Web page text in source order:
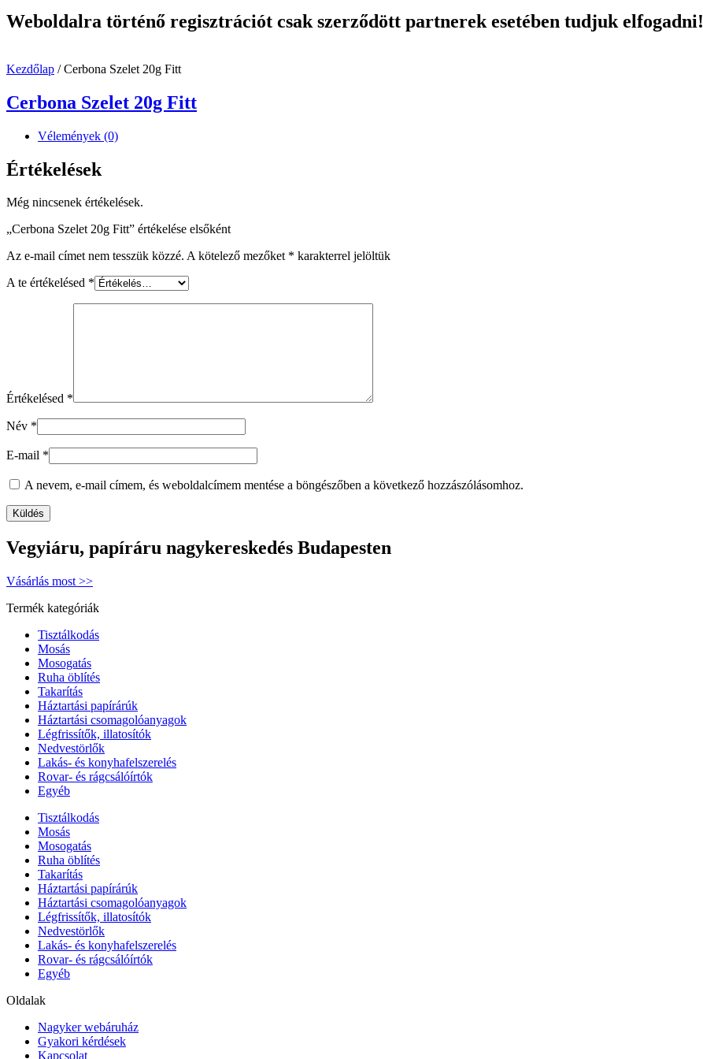
Weboldalra történő regisztrációt csak szerződött partnerek esetében tudjuk elfogadni!
Kezdőlap / Cerbona Szelet 20g Fitt
Cerbona Szelet 20g Fitt
Vélemények (0)
Értékelések
Még nincsenek értékelések.
„Cerbona Szelet 20g Fitt” értékelése elsőként
Az e-mail címet nem tesszük közzé. A kötelező mezőket * karakterrel jelöltük
A te értékelésed *
Értékelésed *
Név *
E-mail *
A nevem, e-mail címem, és weboldalcímem mentése a böngészőben a következő hozzászólásomhoz.
Vegyiáru, papíráru nagykereskedés Budapesten
Vásárlás most >>
Termék kategóriák
Tisztálkodás
Mosás
Mosogatás
Ruha öblítés
Takarítás
Háztartási papírárúk
Háztartási csomagolóanyagok
Légfrissítők, illatosítók
Nedvestörlők
Lakás- és konyhafelszerelés
Rovar- és rágcsálóírtók
Egyéb
Tisztálkodás
Mosás
Mosogatás
Ruha öblítés
Takarítás
Háztartási papírárúk
Háztartási csomagolóanyagok
Légfrissítők, illatosítók
Nedvestörlők
Lakás- és konyhafelszerelés
Rovar- és rágcsálóírtók
Egyéb
Oldalak
Nagyker webáruház
Gyakori kérdések
Kapcsolat